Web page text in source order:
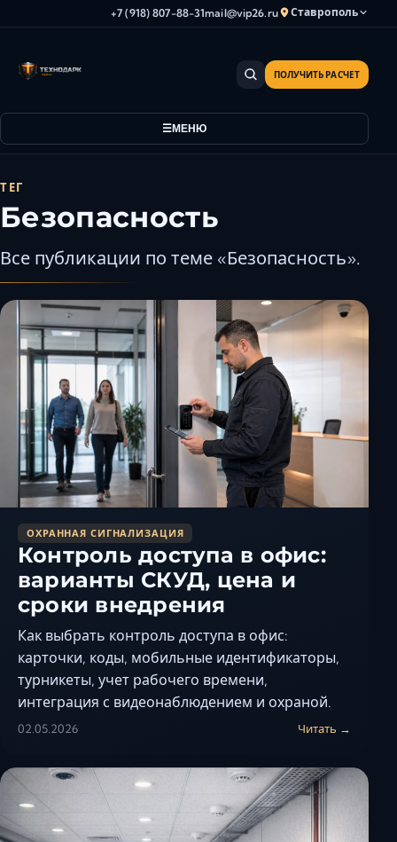
+7 (918) 807-88-31mail@vip26.ru Ставрополь
Анапа
Геленджик
Дербент
Евпатория
Камышин
Керчь
Кисловодск
Минеральные Воды
Пятигорск
Ростов-на-Дону
Севастополь
Сочи
Ставрополь
Таганрог
МЕНЮ
ПОЛУЧИТЬ РАСЧЕТ
ТЕГ
Безопасность
Все публикации по теме «Безопасность».
ОХРАННАЯ СИГНАЛИЗАЦИЯ
Контроль доступа в офис:
варианты СКУД, цена и
сроки внедрения
Как выбрать контроль доступа в офис:
карточки, коды, мобильные идентификаторы,
турникеты, учет рабочего времени,
интеграция с видеонаблюдением и охраной.
02.05.2026 Читать →